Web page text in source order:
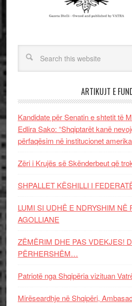
ARTIKUJT E
Kandidate për Senatin e shtetit të
Edlira Sako: “Shqiptarët kanë
përfaqësim në institucionet
Zëri i Krujës së Skënderbeut që
SHPALLET KËSHILLI I
LUMI SI UDHË E NDRYSHIM NË
AGOLLIANE
ZËMËRIM DHE PAS VDEKJES!
PËRHERSHËM…
Patriotë nga Shqipëria vizituan
Mirëseardhje në Shqipëri,